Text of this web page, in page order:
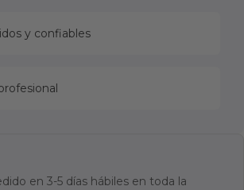
y confiables
en 3-5 días hábiles en toda la